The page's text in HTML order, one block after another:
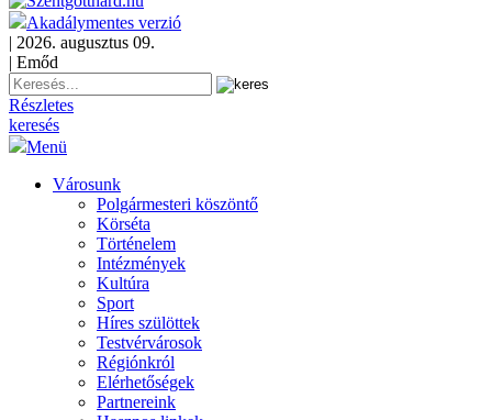
Akadálymentes verzió
| 2026. augusztus 09.
| Emőd
Részletes
keresés
Menü
Városunk
Polgármesteri köszöntő
Körséta
Történelem
Intézmények
Kultúra
Sport
Híres szülöttek
Testvérvárosok
Régiónkról
Elérhetőségek
Partnereink